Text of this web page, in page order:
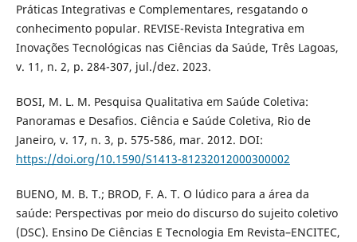
Práticas Integrativas e Complementares, resgatando o
conhecimento popular. REVISE-Revista Integrativa em
Inovações Tecnológicas nas Ciências da Saúde, Três Lagoas,
v. 11, n. 2, p. 284-307, jul./dez. 2023.
BOSI, M. L. M. Pesquisa Qualitativa em Saúde Coletiva:
Panoramas e Desafios. Ciência e Saúde Coletiva, Rio de
Janeiro, v. 17, n. 3, p. 575-586, mar. 2012. DOI:
https://doi.org/10.1590/S1413-81232012000300002
BUENO, M. B. T.; BROD, F. A. T. O lúdico para a área da
saúde: Perspectivas por meio do discurso do sujeito coletivo
(DSC). Ensino De Ciências E Tecnologia Em Revista–ENCITEC,